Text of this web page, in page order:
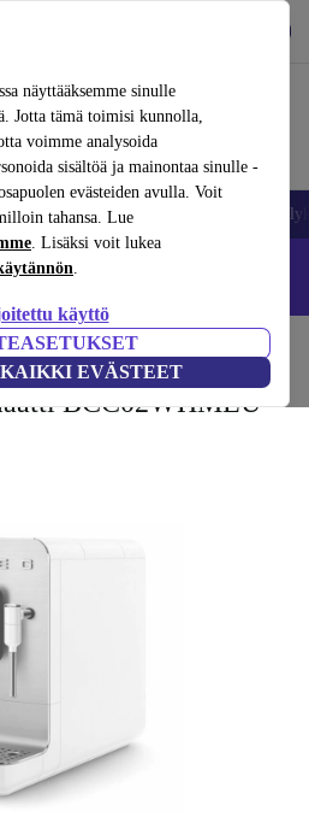
näyttääksemme sinulle
Jotta tämä toimisi kunnolla,
voimme analysoida
sisältöä ja mainontaa sinulle -
evästeiden avulla. Voit
tahansa. Lue
. Lisäksi voit lukea
.
käyttö
EVÄSTEET
ja helposti
Kannettavat tietokoneet
– Koodi: IPHONEDEAL –
Kahvi
BCC02WHMEU